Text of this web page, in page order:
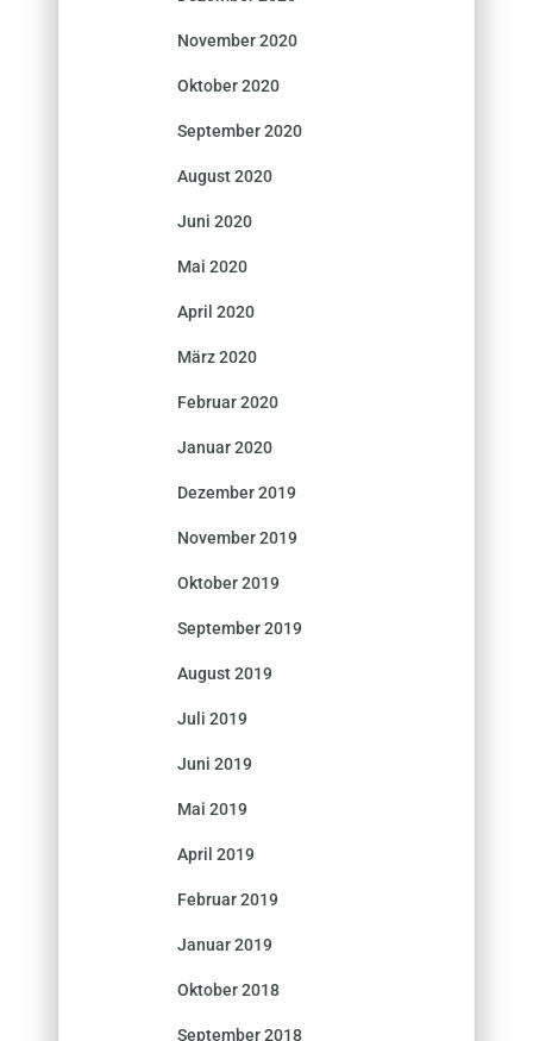
November 2020
Oktober 2020
September 2020
August 2020
Juni 2020
Mai 2020
April 2020
März 2020
Februar 2020
Januar 2020
Dezember 2019
November 2019
Oktober 2019
September 2019
August 2019
Juli 2019
Juni 2019
Mai 2019
April 2019
Februar 2019
Januar 2019
Oktober 2018
September 2018